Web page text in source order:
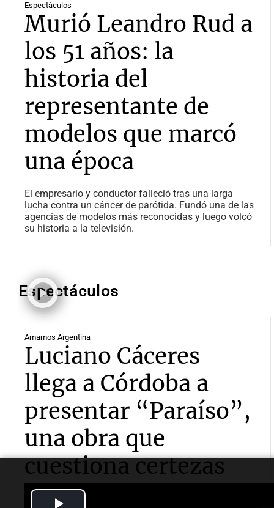
Espectáculos
Murió Leandro Rud a
los 51 años: la
historia del
representante de
modelos que marcó
una época
El empresario y conductor falleció tras una larga
lucha contra un cáncer de parótida. Fundó una de las
agencias de modelos más reconocidas y luego volcó
su historia a la televisión.
Espectáculos
Amamos Argentina
Luciano Cáceres
llega a Córdoba a
presentar “Paraíso”,
una obra que
cuestiona certezas
masculinas